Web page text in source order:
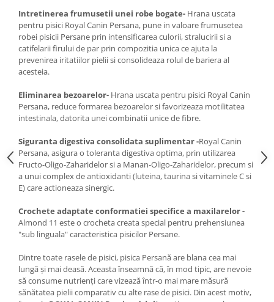
Casti echitatie
Accesorii cai
Intretinerea frumusetii unei robe bogate- Hrana uscata
pentru pisici Royal Canin Persana, pune in valoare frumusetea
robei pisicii Persane prin intensificarea culorii, stralucirii si a
catifelarii firului de par prin compozitia unica ce ajuta la
prevenirea iritatiilor pielii si consolideaza rolul de bariera al
acesteia.
Eliminarea bezoarelor- Hrana uscata pentru pisici Royal Canin
Persana, reduce formarea bezoarelor si favorizeaza motilitatea
intestinala, datorita unei combinatii unice de fibre.
Siguranta digestiva consolidata suplimentar -Royal Canin
Persana, asigura o toleranta digestiva optima, prin utilizarea
Fructo-Oligo-Zaharidelor si a Manan-Oligo-Zaharidelor, precum si
a unui complex de antioxidanti (luteina, taurina si vitaminele C si
E) care actioneaza sinergic.
Crochete adaptate conformatiei specifice a maxilarelor -
Almond 11 este o crocheta creata special pentru prehensiunea
"sub linguala" caracteristica pisicilor Persane.
Dintre toate rasele de pisici, pisica Persană are blana cea mai
lungă și mai deasă. Aceasta înseamnă că, în mod tipic, are nevoie
să consume nutrienți care vizează într-o mai mare măsură
sănătatea pielii comparativ cu alte rase de pisici. Din acest motiv,